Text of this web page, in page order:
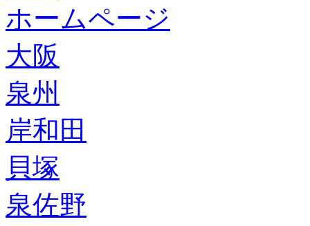
ホームページ
大阪
泉州
岸和田
貝塚
泉佐野